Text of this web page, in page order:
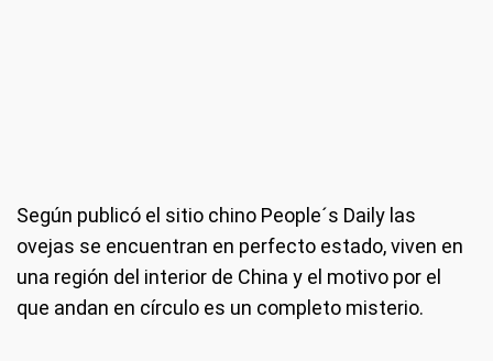
Según publicó el sitio chino People´s Daily las
ovejas se encuentran en perfecto estado, viven en
una región del interior de China y el motivo por el
que andan en círculo es un completo misterio.